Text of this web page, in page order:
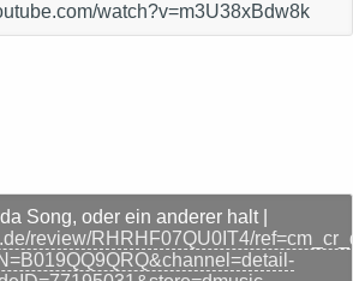
watch?v=m3U38xBdw8k
Song, oder ein anderer halt |
review/RHRHF07QU0IT4/